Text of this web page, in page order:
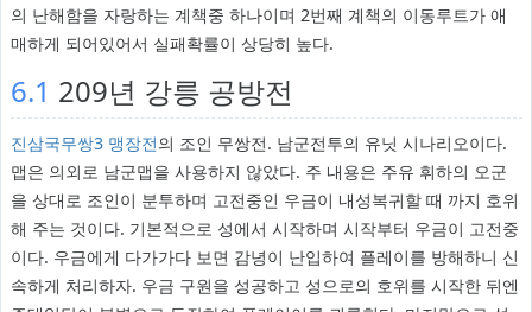
의 난해함을 자랑하는 계책중 하나이며 2번째 계책의 이동루트가 애
매하게 되어있어서 실패확률이 상당히 높다.
6.1 209년 강릉 공방전
진삼국무쌍3 맹장전의 조인 무쌍전. 남군전투의 유닛 시나리오이다.
맵은 의외로 남군맵을 사용하지 않았다. 주 내용은 주유 휘하의 오군
을 상대로 조인이 분투하며 고전중인 우금이 내성복귀할 때 까지 호위
해 주는 것이다. 기본적으로 성에서 시작하며 시작부터 우금이 고전중
이다. 우금에게 다가가다 보면 감녕이 난입하여 플레이를 방해하니 신
속하게 처리하자. 우금 구원을 성공하고 성으로의 호위를 시작한 뒤엔